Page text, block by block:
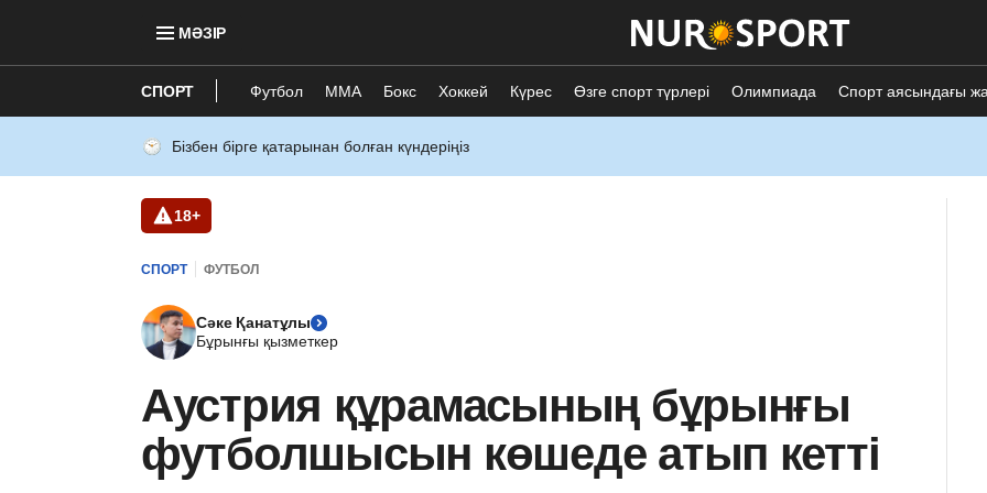
МӘЗІР
СПОРТ Футбол ММА Бокс Хоккей Күрес Өзге спорт түрлері Олимпиада Спорт аясындағы
Бізбен бірге қатарынан болған күндеріңіз
18+
СПОРТ ФУТБОЛ
Сәке Қанатұлы
Бұрынғы қызметкер
Аустрия құрамасының бұрынғы
футболшысын көшеде атып кетті